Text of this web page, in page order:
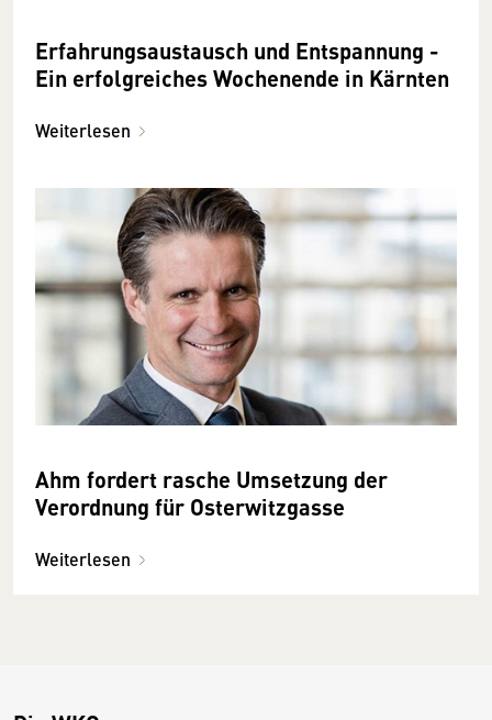
Erfahrungsaustausch und Entspannung -
Ein erfolgreiches Wochenende in Kärnten
Weiterlesen
Ahm fordert rasche Umsetzung der
Verordnung für Osterwitzgasse
Weiterlesen